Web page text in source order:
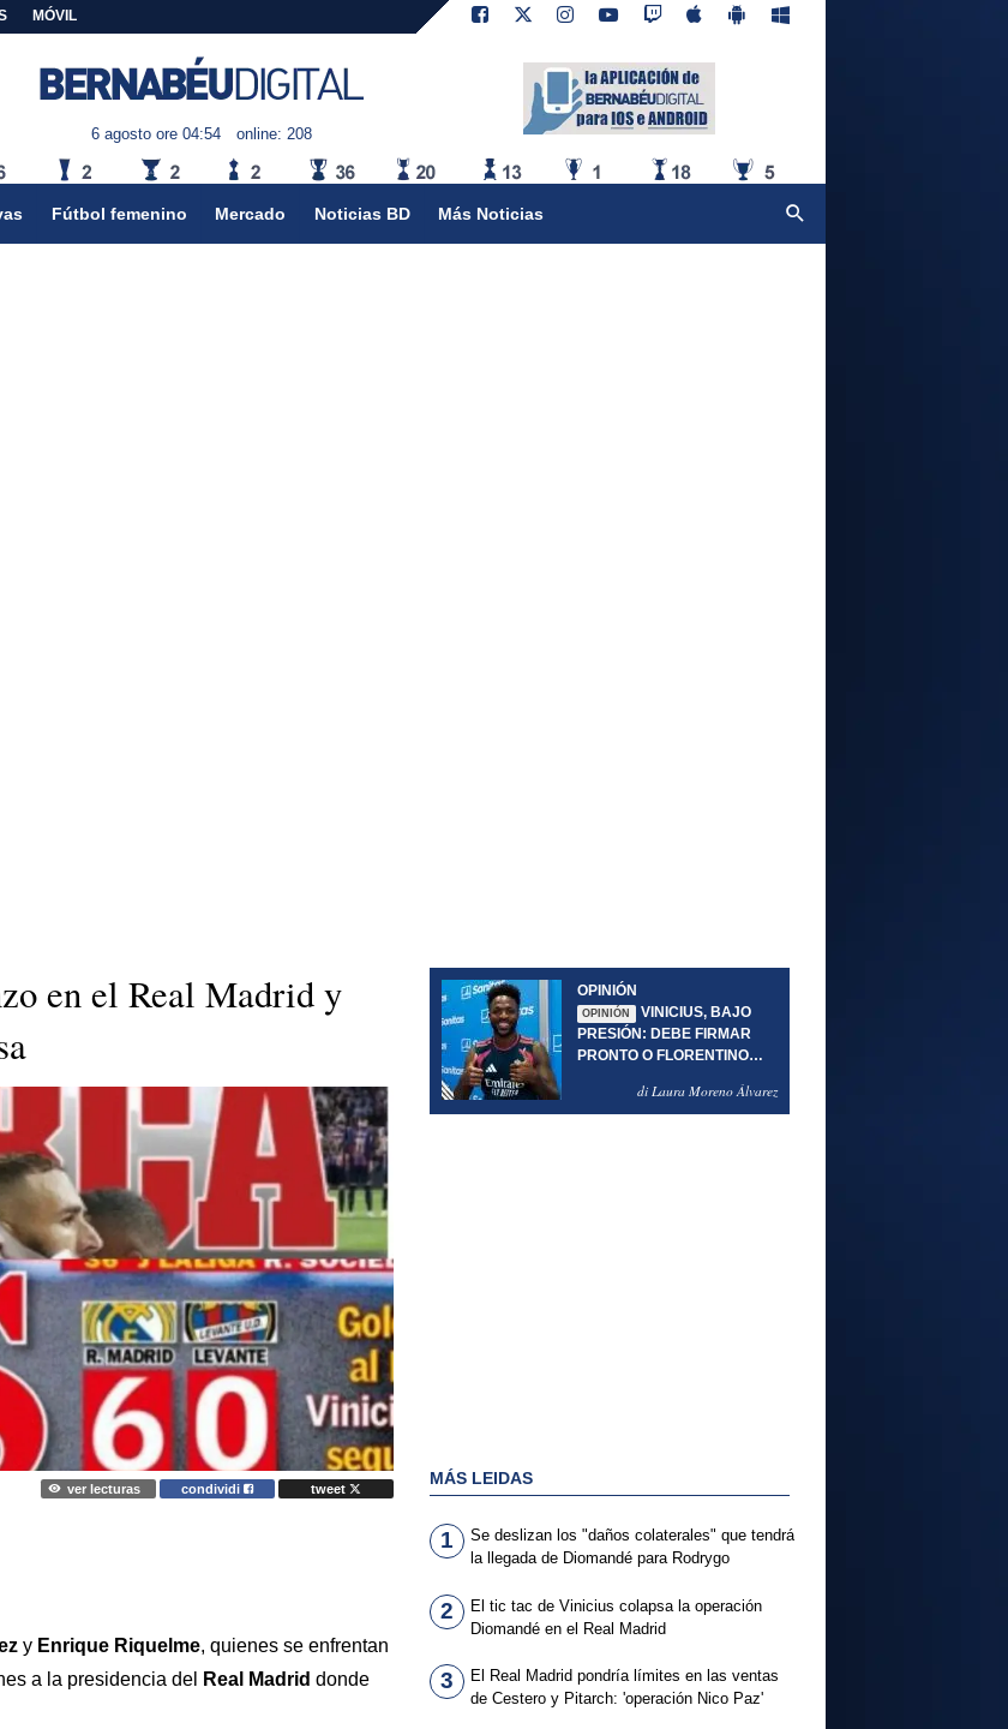
MÓVIL
6 agosto ore 04:54 online: 208
Fútbol femenino Mercado Noticias BD Más Noticias
en el Real Madrid y
ver lecturas condividi
tweet
y Enrique Riquelme, quienes se enfrentan
a la presidencia del
Real Madrid donde
OPINIÓN
OPINIÓN
VINICIUS, BAJO
PRESIÓN: DEBE FIRMAR
PRONTO O FLORENTINO
di Laura Moreno Álvarez
MÁS LEIDAS
1
Se deslizan los "daños colaterales" que tendrá
la llegada de Diomandé para Rodrygo
2
El tic tac de Vinicius colapsa la operación
Diomandé en el Real Madrid
3
El Real Madrid pondría límites en las ventas
de Cestero y Pitarch: 'operación Nico Paz'